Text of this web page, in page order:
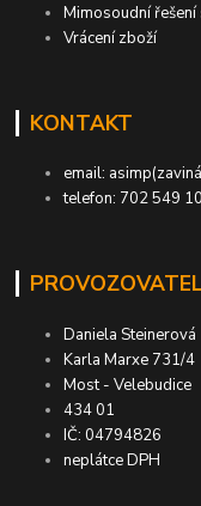
Mimosoudní
Vrácení zboží
KONTAKT
email:
telefon: 702 549
PROVOZOVATEL
Daniela Steinerová
Karla Marxe 731/4
Most - Velebudice
434 01
IČ: 04794826
neplátce DPH